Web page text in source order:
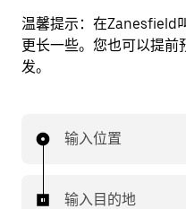
温馨提示： 在Zanesfield
更长一些。您也可以提前
发。
输入位置
输入目的地